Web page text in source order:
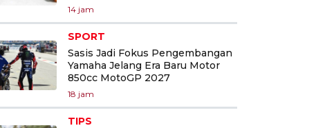
14 jam
SPORT
Sasis Jadi Fokus Pengembangan
Yamaha Jelang Era Baru Motor
850cc MotoGP 2027
18 jam
TIPS